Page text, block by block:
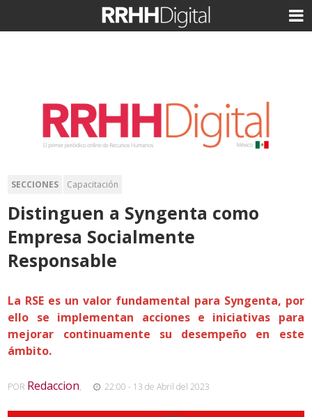
SECCIONES Capacitación
Distinguen a Syngenta como
Empresa Socialmente
Responsable
La RSE es un valor fundamental para Syngenta, por
ello se implementan acciones e iniciativas para
mejorar continuamente su desempeño en este
ámbito.
POR Redaccion, 22:00 - 13 de Abril del 2023